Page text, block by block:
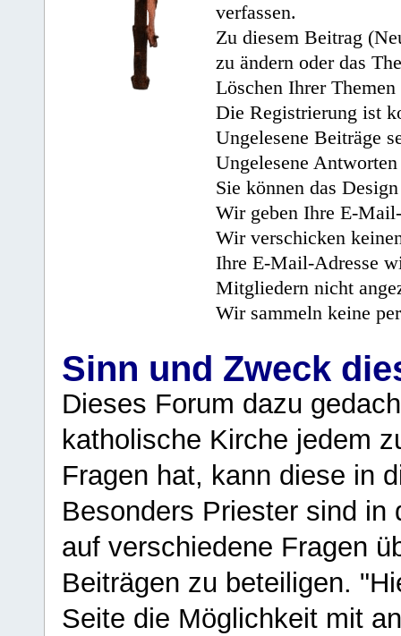
verfassen.
Zu diesem Beitrag
zu ändern oder das
Löschen Ihrer
Die Registrierung ist
Ungelesene Beiträge
Ungelesene
Sie können das
Wir geben Ihre E-
Wir verschicken
Ihre E-Mail-Adresse
Mitgliedern nicht
Wir sammeln keine
Sinn und Zweck
Dieses Forum dazu
katholische Kirche jedem
Fragen hat, kann diese in
Besonders Priester sind in
auf verschiedene Fragen
Beiträgen zu beteiligen.
Seite die Möglichkeit mit